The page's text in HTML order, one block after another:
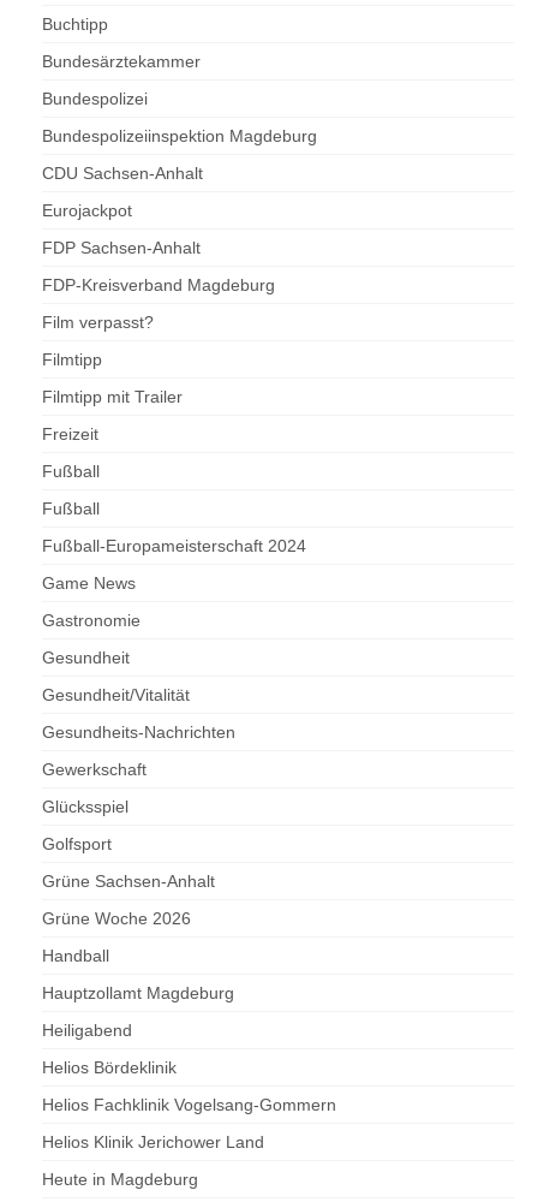
Buchtipp
Bundesärztekammer
Bundespolizei
Bundespolizeiinspektion Magdeburg
CDU Sachsen-Anhalt
Eurojackpot
FDP Sachsen-Anhalt
FDP-Kreisverband Magdeburg
Film verpasst?
Filmtipp
Filmtipp mit Trailer
Freizeit
Fußball
Fußball
Fußball-Europameisterschaft 2024
Game News
Gastronomie
Gesundheit
Gesundheit/Vitalität
Gesundheits-Nachrichten
Gewerkschaft
Glücksspiel
Golfsport
Grüne Sachsen-Anhalt
Grüne Woche 2026
Handball
Hauptzollamt Magdeburg
Heiligabend
Helios Bördeklinik
Helios Fachklinik Vogelsang-Gommern
Helios Klinik Jerichower Land
Heute in Magdeburg